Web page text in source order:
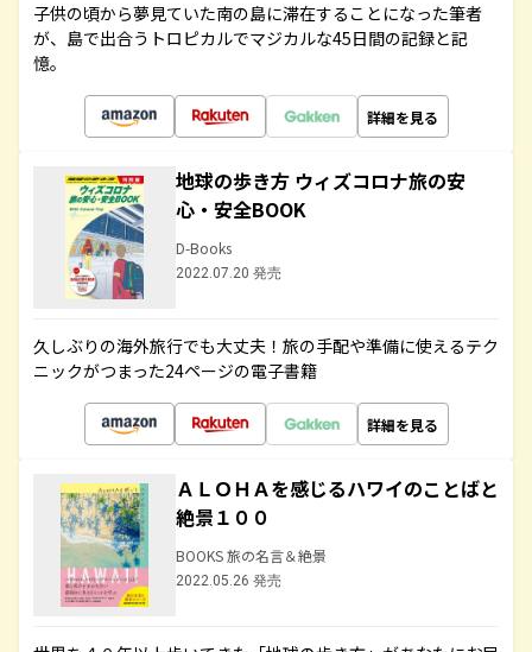
子供の頃から夢見ていた南の島に滞在することになった筆者
が、島で出合うトロピカルでマジカルな45日間の記録と記
憶。
詳細を見る
地球の歩き方 ウィズコロナ旅の安
心・安全BOOK
D-Books
2022.07.20 発売
久しぶりの海外旅行でも大丈夫！旅の手配や準備に使えるテク
ニックがつまった24ページの電子書籍
詳細を見る
ＡＬＯＨＡを感じるハワイのことばと
絶景１００
BOOKS 旅の名言＆絶景
2022.05.26 発売